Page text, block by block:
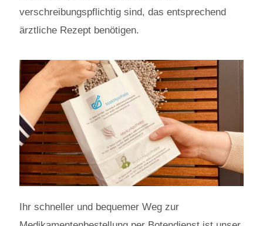
verschreibungspflichtig sind, das entsprechend
ärztliche Rezept benötigen.
Ihr schneller und bequemer Weg zur